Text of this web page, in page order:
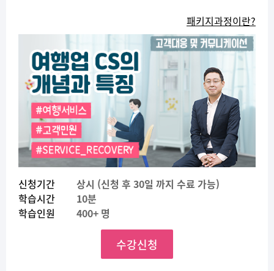
패키지과정이란?
신청기간
상시 (신청 후 30일 까지 수료 가능)
학습시간
10분
학습인원
400+ 명
수강신청